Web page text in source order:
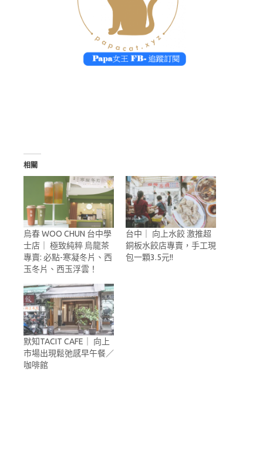
相關
烏春 WOO CHUN 台中學
士店｜ 極致純粹 烏龍茶
專賣: 必點-寒凝冬片、西
玉冬片、西玉浮雲！
台中｜ 向上水餃 激推超
銅板水餃店專賣，手工現
包一顆3.5元!!
默知TACIT CAFE｜ 向上
市場出現鬆弛感早午餐／
咖啡館